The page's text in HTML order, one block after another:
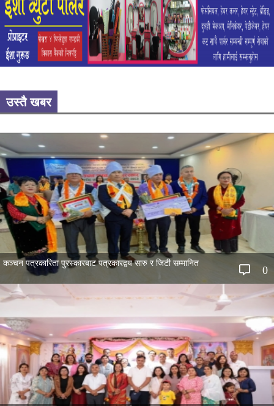
उस्तै खबर
0
कञ्चन पत्रकारिता पुरस्कारबाट पत्रकारद्वय सारु र जिटी सम्मानित